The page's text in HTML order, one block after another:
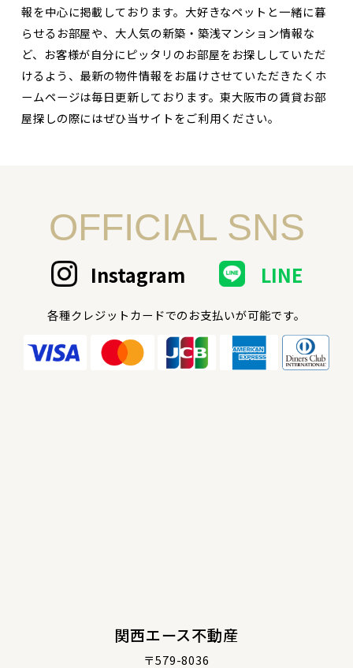
報を中心に掲載しております。大好きなペットと一緒に暮
らせるお部屋や、大人気の新築・築浅マンション情報な
ど、お客様が自分にピッタリのお部屋をお探ししていただ
けるよう、最新の物件情報をお届けさせていただきたくホ
ームページは毎日更新しております。東大阪市の賃貸お部
屋探しの際にはぜひ当サイトをご利用ください。
OFFICIAL SNS
Instagram LINE
各種クレジットカードでのお支払いが可能です。
関西エース不動産
〒579-8036